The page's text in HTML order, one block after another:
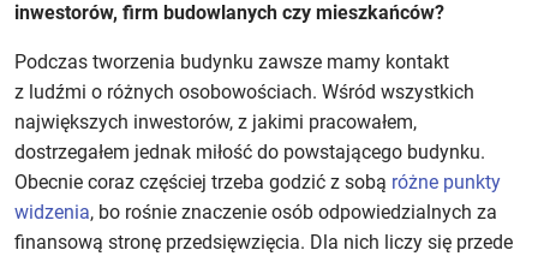
inwestorów, firm budowlanych czy mieszkańców?
Podczas tworzenia budynku zawsze mamy kontakt
z ludźmi o różnych osobowościach. Wśród wszystkich
największych inwestorów, z jakimi pracowałem,
dostrzegałem jednak miłość do powstającego budynku.
Obecnie coraz częściej trzeba godzić z sobą różne punkty
widzenia, bo rośnie znaczenie osób odpowiedzialnych za
finansową stronę przedsięwzięcia. Dla nich liczy się przede